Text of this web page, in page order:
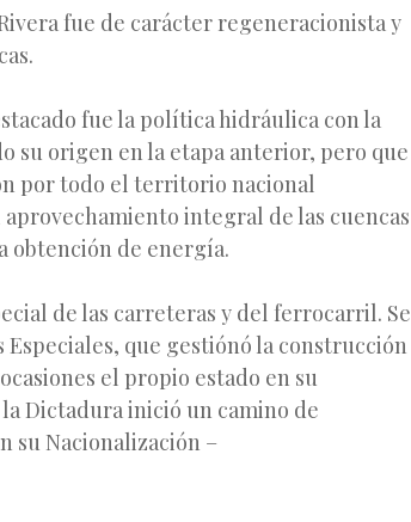
fue de carácter regeneracionista y
fue la política hidráulica con la
su origen en la etapa anterior, pero que
por todo el territorio nacional
integral de las cuencas
obtención de energía.
de las carreteras y del ferrocarril. Se
que gestiónó la construcción
el propio estado en su
Dictadura inició un camino de
su Nacionalización –